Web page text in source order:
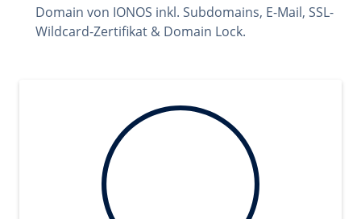
Domain von IONOS inkl. Subdomains, E-Mail, SSL-
Wildcard-Zertifikat & Domain Lock.